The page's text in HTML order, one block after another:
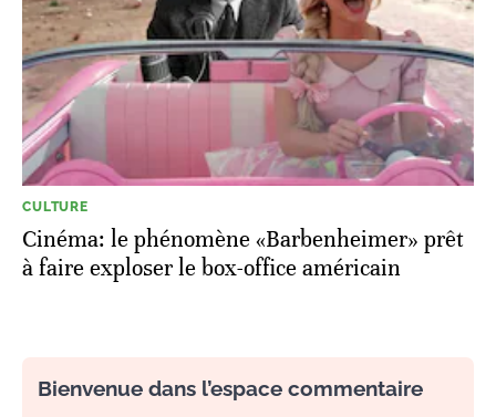
CULTURE
Cinéma: le phénomène «Barbenheimer» prêt
à faire exploser le box-office américain
Bienvenue dans l’espace commentaire